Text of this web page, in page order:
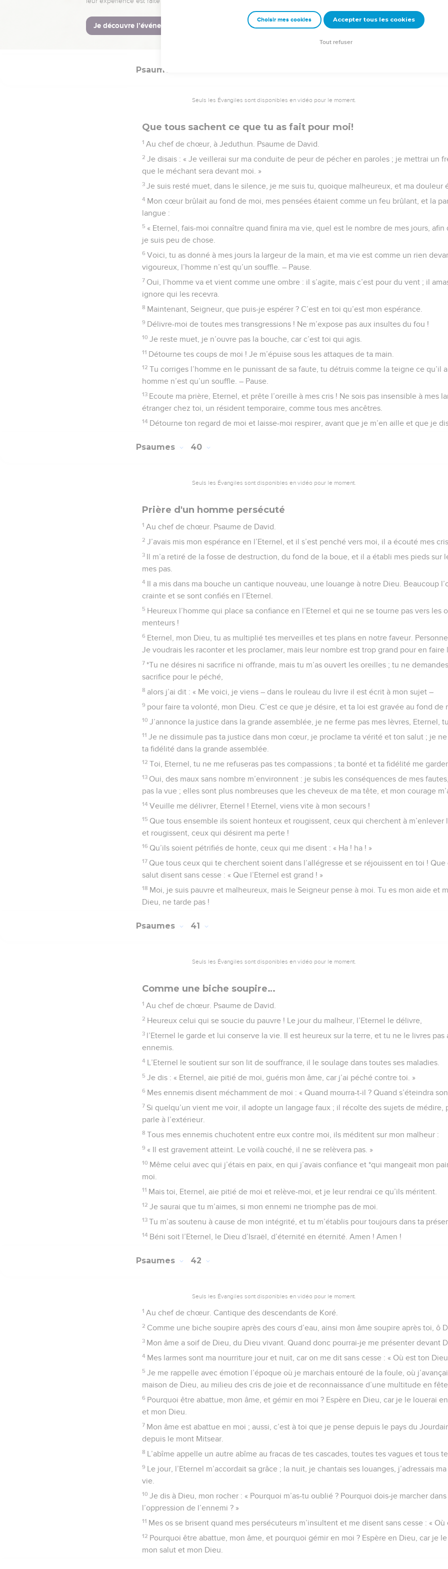
Ils me rendent le mal pour le bien, ils sont mes adversaires parce que je recherche le
22 Ne m’abandonne pas, Eternel, mon Dieu, ne t’éloigne pas de moi !
Psaumes
Seuls les Évangiles sont disponibles en vidéo pour le moment.
Que tous sachent ce que tu as fait pour moi!
1 Au chef de chœur, à Jeduthun. Psaume de David.
2 Je disais : « Je veillerai sur ma conduite de peur de pécher en paroles ; je mettrai un
que le méchant sera devant moi. »
3 Je suis resté muet, dans le silence, je me suis tu, quoique malheureux, et ma douleur
4 Mon cœur brûlait au fond de moi, mes pensées étaient comme un feu brûlant, et la
langue :
5 « Eternel, fais-moi connaître quand finira ma vie, quel est le nombre de mes jours, afin
je suis peu de chose.
6 Voici, tu as donné à mes jours la largeur de la main, et ma vie est comme un rien
vigoureux, l’homme n’est qu’un souffle. – Pause.
7 Oui, l’homme va et vient comme une ombre : il s’agite, mais c’est pour du vent ; il
ignore qui les recevra.
8 Maintenant, Seigneur, que puis-je espérer ? C’est en toi qu’est mon espérance.
9 Délivre-moi de toutes mes transgressions ! Ne m’expose pas aux insultes du fou !
10 Je reste muet, je n’ouvre pas la bouche, car c’est toi qui agis.
11 Détourne tes coups de moi ! Je m’épuise sous les attaques de ta main.
12 Tu corriges l’homme en le punissant de sa faute, tu détruis comme la teigne ce qu’il
homme n’est qu’un souffle. – Pause.
13 Ecoute ma prière, Eternel, et prête l’oreille à mes cris ! Ne sois pas insensible à mes
étranger chez toi, un résident temporaire, comme tous mes ancêtres.
14 Détourne ton regard de moi et laisse-moi respirer, avant que je m’en aille et que je
Psaumes 40
Seuls les Évangiles sont disponibles en vidéo pour le moment.
Prière d'un homme persécuté
1 Au chef de chœur. Psaume de David.
2 J’avais mis mon espérance en l’Eternel, et il s’est penché vers moi, il a écouté mes cris.
3 Il m’a retiré de la fosse de destruction, du fond de la boue, et il a établi mes pieds sur
mes pas.
4 Il a mis dans ma bouche un cantique nouveau, une louange à notre Dieu. Beaucoup
crainte et se sont confiés en l’Eternel.
5 Heureux l’homme qui place sa confiance en l’Eternel et qui ne se tourne pas vers les
menteurs !
6 Eternel, mon Dieu, tu as multiplié tes merveilles et tes plans en notre faveur. Personne
Je voudrais les raconter et les proclamer, mais leur nombre est trop grand pour en faire
7 *Tu ne désires ni sacrifice ni offrande, mais tu m’as ouvert les oreilles ; tu ne
sacrifice pour le péché,
8 alors j’ai dit : « Me voici, je viens – dans le rouleau du livre il est écrit à mon sujet –
9 pour faire ta volonté, mon Dieu. C’est ce que je désire, et ta loi est gravée au fond de
10 J’annonce la justice dans la grande assemblée, je ne ferme pas mes lèvres, Eternel,
11 Je ne dissimule pas ta justice dans mon cœur, je proclame ta vérité et ton salut ; je
ta fidélité dans la grande assemblée.
12 Toi, Eternel, tu ne me refuseras pas tes compassions ; ta bonté et ta fidélité me
13 Oui, des maux sans nombre m’environnent : je subis les conséquences de mes
pas la vue ; elles sont plus nombreuses que les cheveux de ma tête, et mon courage
14 Veuille me délivrer, Eternel ! Eternel, viens vite à mon secours !
15 Que tous ensemble ils soient honteux et rougissent, ceux qui cherchent à m’enlever
et rougissent, ceux qui désirent ma perte !
16 Qu’ils soient pétrifiés de honte, ceux qui me disent : « Ha ! ha ! »
17 Que tous ceux qui te cherchent soient dans l’allégresse et se réjouissent en toi !
salut disent sans cesse : « Que l’Eternel est grand ! »
18 Moi, je suis pauvre et malheureux, mais le Seigneur pense à moi. Tu es mon aide et
Dieu, ne tarde pas !
Psaumes 41
Seuls les Évangiles sont disponibles en vidéo pour le moment.
Comme une biche soupire…
1 Au chef de chœur. Psaume de David.
2 Heureux celui qui se soucie du pauvre ! Le jour du malheur, l’Eternel le délivre,
3 l’Eternel le garde et lui conserve la vie. Il est heureux sur la terre, et tu ne le livres pas
ennemis.
4 L’Eternel le soutient sur son lit de souffrance, il le soulage dans toutes ses maladies.
5 Je dis : « Eternel, aie pitié de moi, guéris mon âme, car j’ai péché contre toi. »
6 Mes ennemis disent méchamment de moi : « Quand mourra-t-il ? Quand s’éteindra
7 Si quelqu’un vient me voir, il adopte un langage faux ; il récolte des sujets de médire,
parle à l’extérieur.
8 Tous mes ennemis chuchotent entre eux contre moi, ils méditent sur mon malheur :
9 « Il est gravement atteint. Le voilà couché, il ne se relèvera pas. »
10 Même celui avec qui j’étais en paix, en qui j’avais confiance et *qui mangeait mon
moi.
11 Mais toi, Eternel, aie pitié de moi et relève-moi, et je leur rendrai ce qu’ils méritent.
12 Je saurai que tu m’aimes, si mon ennemi ne triomphe pas de moi.
13 Tu m’as soutenu à cause de mon intégrité, et tu m’établis pour toujours dans ta
14 Béni soit l’Eternel, le Dieu d’Israël, d’éternité en éternité. Amen ! Amen !
Psaumes 42
Seuls les Évangiles sont disponibles en vidéo pour le moment.
1 Au chef de chœur. Cantique des descendants de Koré.
2 Comme une biche soupire après des cours d’eau, ainsi mon âme soupire après toi, ô
3 Mon âme a soif de Dieu, du Dieu vivant. Quand donc pourrai-je me présenter devant
4 Mes larmes sont ma nourriture jour et nuit, car on me dit sans cesse : « Où est ton Dieu
5 Je me rappelle avec émotion l’époque où je marchais entouré de la foule, où
maison de Dieu, au milieu des cris de joie et de reconnaissance d’une multitude en fête.
6 Pourquoi être abattue, mon âme, et gémir en moi ? Espère en Dieu, car je le louerai
et mon Dieu.
7 Mon âme est abattue en moi ; aussi, c’est à toi que je pense depuis le pays du
depuis le mont Mitsear.
8 L’abîme appelle un autre abîme au fracas de tes cascades, toutes tes vagues et tous
9 Le jour, l’Eternel m’accordait sa grâce ; la nuit, je chantais ses louanges, j’adressais
vie.
10 Je dis à Dieu, mon rocher : « Pourquoi m’as-tu oublié ? Pourquoi dois-je marcher
l’oppression de l’ennemi ? »
11 Mes os se brisent quand mes persécuteurs m’insultent et me disent sans cesse : « Où
12 Pourquoi être abattue, mon âme, et pourquoi gémir en moi ? Espère en Dieu, car je
mon salut et mon Dieu.
Choisir mes cookies Accepter tous les cookies
Tout refuser